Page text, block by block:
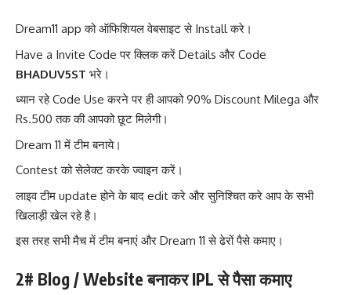
Dream11 app को ऑफिशियल वेबसाइट से Install करे।
Have a Invite Code पर क्लिक करें Details और Code
BHADUV5ST भरे।
ध्यान रहे Code Use करने पर ही आपको 90% Discount Milega और
Rs.500 तक की आपको छूट मिलेगी।
Dream 11 में टीम बनाये।
Contest को सेलेक्ट करके ज्वाइन करें।
लाइव टीम update होने के बाद edit करे और सुनिश्चित करे आप के सभी
खिलाड़ी खेल रहे है।
इस तरह सभी मैच में टीम बनाएं और Dream 11 से ढेरों पैसे कमाए।
2# Blog / Website बनाकर IPL से पैसा कमाए